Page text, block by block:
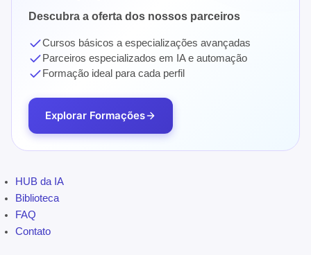
Descubra a oferta dos nossos parceiros
Cursos básicos a especializações avançadas
Parceiros especializados em IA e automação
Formação ideal para cada perfil
Explorar Formações
HUB da IA
Biblioteca
FAQ
Contato